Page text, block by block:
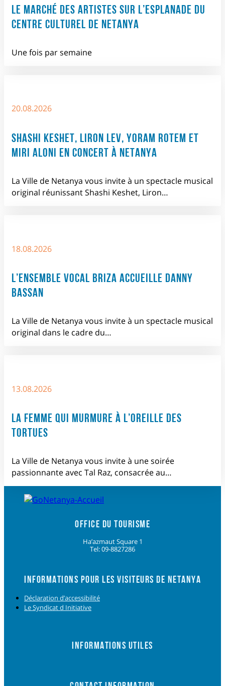
LE MARCHÉ DES ARTISTES SUR L’ESPLANADE DU
CENTRE CULTUREL DE NETANYA
Une fois par semaine
20.08.2026
SHASHI KESHET, LIRON LEV, YORAM ROTEM ET
MIRI ALONI EN CONCERT À NETANYA
La Ville de Netanya vous invite à un spectacle musical
original réunissant Shashi Keshet, Liron…
18.08.2026
L’ENSEMBLE VOCAL BRIZA ACCUEILLE DANNY
BASSAN
La Ville de Netanya vous invite à un spectacle musical
original dans le cadre du…
13.08.2026
LA FEMME QUI MURMURE À L’OREILLE DES
TORTUES
La Ville de Netanya vous invite à une soirée
passionnante avec Tal Raz, consacrée au…
OFFICE DU TOURISME
Ha’azmaut Square 1
Tel: 09-8827286
INFORMATIONS POUR LES VISITEURS DE NETANYA
Déclaration d’accessibilité
Le Syndicat d Initiative
INFORMATIONS UTILES